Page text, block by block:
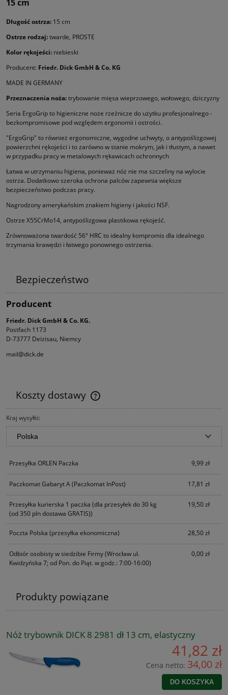
15 cm
Długość ostrza: 15 cm
Ostrze rodzaj:twarde, PROSTE
Kolor rękojeści: niebieski
Producent: Friedr. Dick GmbH & Co. KG
MADE IN GERMANY
Przeznaczenia noża:trybowanie mięsa wieprzowego, wołowego, dziczyzny
Seria ErgoGrip to higieniczne noże rzeźnicze do użytku profesjonalnego -
bezkompromisowe pod względem ergonomii i ostrości.
"ErgoGrip" to również ergonomiczne, wygodne uchwyty, o antypoślizgowej
powierzchni rękojeści i to zarówno w stanie mokrym, jak i tłustym, a nawet
w przypadku pracy w metalowych rękawicach ochronnych
Łatwa w utrzymaniu higiena, ponieważ nóż nie ma szczeliny na wylocie
ostrza. Dodatkowo szeroka ochrona palców zapewnia większe
bezpieczeństwo podczas pracy.
Nagrodzony amerykańskim znakiem higieny i jakości NSF.
Ostrze X55CrMo14, antypoślizgowa plastikowa rękojeść.
Zrównoważona twardość 56° HRC to idealny kompromis dla idealnego
trzymania krawędzi i łatwego ponownego ostrzenia.
Bezpieczeństwo
Producent
Friedr. Dick GmbH & Co. KG.
Postfach 1173
D-73777 Deizisau, Niemcy
mail@dick.de
Koszty dostawy
Cena nie zawiera ewentualnych kosztów płatności
Kraj wysyłki:
Przesyłka ORLEN Paczka 9,99 zł
Paczkomat Gabaryt A(Paczkomat InPost) 17,81 zł
Przesyłka kurierska 1 paczka (dla przesyłek do 30 kg
(od 350 pln dostawa GRATIS))
19,50 zł
Poczta Polska (przesyłka ekonomiczna) 28,50 zł
Odbiór osobisty w siedzibie Firmy(Wrocław ul.
Kwidzyńska 7; od Pon. do Piąt. w godz.: 7:00-16:00)
0,00 zł
Produkty powiązane
Nóż trybownik DICK 8 2981 dł 13 cm, elastyczny
41,82 zł
Cena netto: 34,00 zł
DO KOSZYKA